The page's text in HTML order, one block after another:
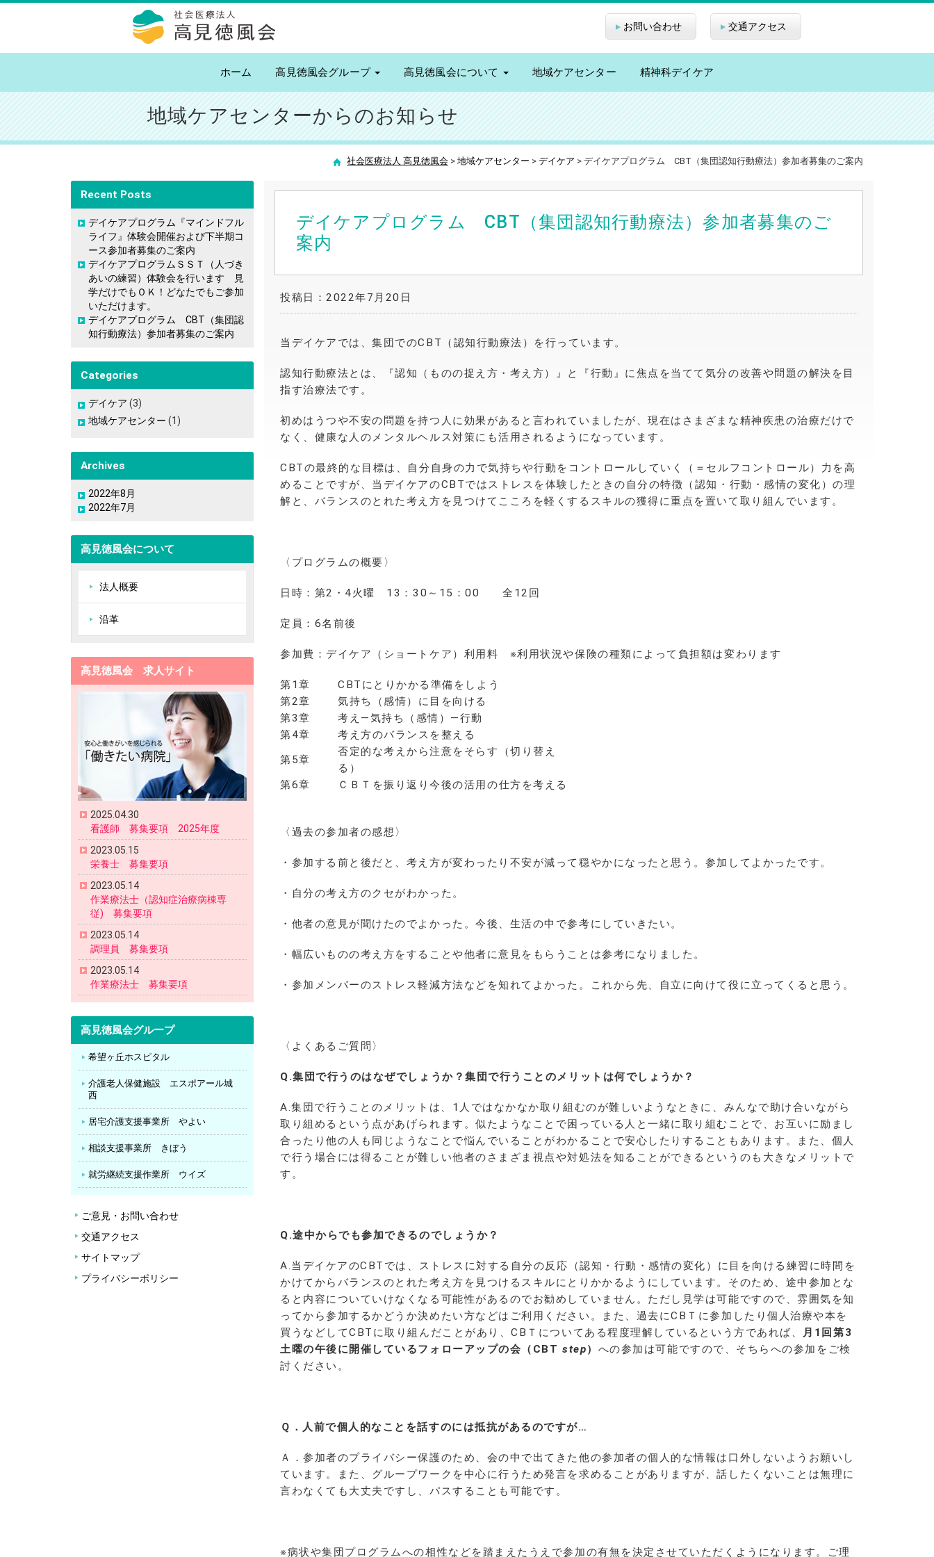
高見徳風会
交通アクセス
お問い合わせ
ホーム 高見徳風会グループ 高見徳風会について 地域ケアセンター 精神科デイケア
地域ケアセンターからのお知らせ
社会医療法人 高見徳風会 > 地域ケアセンター > デイケア > デイケアプログラム CBT（集団認知行動療法）参加者募集のご案内
デイケアプログラム CBT（集団認知行動療法）参加者募集のご
案内
投稿日：2022年7月20日
当デイケアでは、集団でのCBT（認知行動療法）を行っています。
認知行動療法とは、『認知（ものの捉え方・考え方）』と『行動』に焦点を当てて気分の改善や問題の解決を目
指す治療法です。
初めはうつや不安の問題を持つ人に効果があると言われていましたが、現在はさまざまな精神疾患の治療だけで
なく、健康な人のメンタルヘルス対策にも活用されるようになっています。
CBTの最終的な目標は、自分自身の力で気持ちや行動をコントロールしていく（＝セルフコントロール）力を高
めることですが、当デイケアのCBTではストレスを体験したときの自分の特徴（認知・行動・感情の変化）の理
解と、バランスのとれた考え方を見つけてこころを軽くするスキルの獲得に重点を置いて取り組んでいます。
〈プログラムの概要〉
日時：第2・4火曜 13：30～15：00 全12回
定員：6名前後
参加費：デイケア（ショートケア）利用料 ※利用状況や保険の種類によって負担額は変わります
第1章
CBTにとりかかる準備をしよう
第2章
気持ち（感情）に目を向ける
第3章
考え―気持ち（感情）―行動
第4章
考え方のバランスを整える
第5章
否定的な考えから注意をそらす（切り替え
る）
第6章
ＣＢＴを振り返り今後の活用の仕方を考える
〈過去の参加者の感想〉
・参加する前と後だと、考え方が変わったり不安が減って穏やかになったと思う。参加してよかったです。
・自分の考え方のクセがわかった。
・他者の意見が聞けたのでよかった。今後、生活の中で参考にしていきたい。
・幅広いものの考え方をすることや他者に意見をもらうことは参考になりました。
・参加メンバーのストレス軽減方法などを知れてよかった。これから先、自立に向けて役に立ってくると思う。
〈よくあるご質問〉
Q.集団で行うのはなぜでしょうか？集団で行うことのメリットは何でしょうか？
A.集団で行うことのメリットは、1人ではなかなか取り組むのが難しいようなときに、みんなで助け合いながら
取り組めるという点があげられます。似たようなことで困っている人と一緒に取り組むことで、お互いに励まし
合ったり他の人も同じようなことで悩んでいることがわかることで安心したりすることもあります。また、個人
で行う場合には得ることが難しい他者のさまざま視点や対処法を知ることができるというのも大きなメリットで
す。
Q.途中からでも参加できるのでしょうか？
A.当デイケアのCBTでは、ストレスに対する自分の反応（認知・行動・感情の変化）に目を向ける練習に時間を
かけてからバランスのとれた考え方を見つけるスキルにとりかかるようにしています。そのため、途中参加とな
ると内容についていけなくなる可能性があるのでお勧めしていません。ただし見学は可能ですので、雰囲気を知
ってから参加するかどうか決めたい方などはご利用ください。また、過去にCBＴに参加したり個人治療や本を
買うなどしてCBTに取り組んだことがあり、CBＴについてある程度理解しているという方であれば、 月1回第3
土曜の午後に開催しているフォローアップの会（CBTstep） への参加は可能ですので、そちらへの参加をご検
討ください。
Ｑ．人前で個人的なことを話すのには抵抗があるのですが…
Ａ．参加者のプライバシー保護のため、会の中で出てきた他の参加者の個人的な情報は口外しないようお願いし
ています。また、グループワークを中心に行うため発言を求めることがありますが、話したくないことは無理に
言わなくても大丈夫ですし、パスすることも可能です。
※病状や集団プログラムへの相性などを踏まえたうえで参加の有無を決定させていただくようになります。ご理
Recent Posts
デイケアプログラム『マインドフル
ライフ』体験会開催および下半期コ
ース参加者募集のご案内
デイケアプログラムＳＳＴ（人づき
あいの練習）体験会を行います 見
学だけでもＯＫ！どなたでもご参加
いただけます。
デイケアプログラム CBT（集団認
知行動療法）参加者募集のご案内
Categories
デイケア (3)
地域ケアセンター (1)
Archives
2022年8月
2022年7月
高見徳風会について
法人概要
沿革
高見徳風会 求人サイト
2025.04.30
看護師 募集要項 2025年度
2023.05.15
栄養士 募集要項
2023.05.14
作業療法士（認知症治療病棟専
従) 募集要項
2023.05.14
調理員 募集要項
2023.05.14
作業療法士 募集要項
高見徳風会グループ
希望ヶ丘ホスピタル
介護老人保健施設 エスポアール城
西
居宅介護支援事業所 やよい
相談支援事業所 きぼう
就労継続支援作業所 ウイズ
ご意見・お問い合わせ
交通アクセス
サイトマップ
プライバシーポリシー